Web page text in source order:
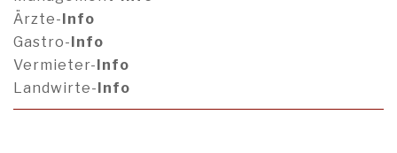
Ärzte-Info
Gastro-Info
Vermieter-Info
Landwirte-Info